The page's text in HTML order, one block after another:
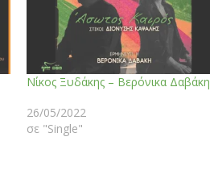
Νίκος Ξυδάκης – Βερόνικα Δαβάκη
26/05/2022
σε "Single"